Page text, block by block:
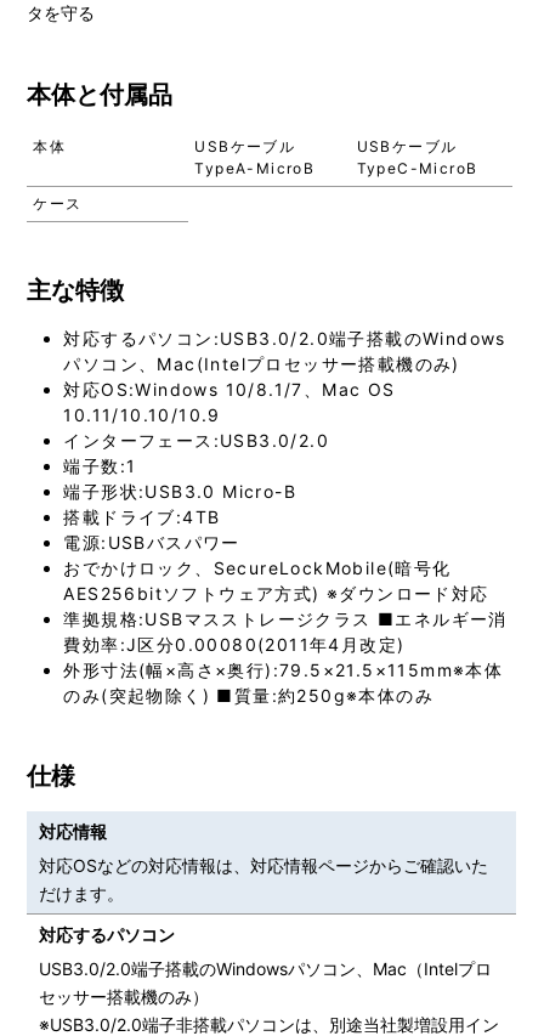
タを守る
本体と付属品
本体
USBケーブル
TypeA-MicroB
USBケーブル
TypeC-MicroB
ケース
主な特徴
対応するパソコン:USB3.0/2.0端子搭載のWindows
パソコン、Mac(Intelプロセッサー搭載機のみ)
対応OS:Windows 10/8.1/7、Mac OS
10.11/10.10/10.9
インターフェース:USB3.0/2.0
端子数:1
端子形状:USB3.0 Micro-B
搭載ドライブ:4TB
電源:USBバスパワー
おでかけロック、SecureLockMobile(暗号化
AES256bitソフトウェア方式) ※ダウンロード対応
準拠規格:USBマスストレージクラス ■エネルギー消
費効率:J区分0.00080(2011年4月改定)
外形寸法(幅×高さ×奥行):79.5×21.5×115mm※本体
のみ(突起物除く) ■質量:約250g※本体のみ
仕様
対応情報
対応OSなどの対応情報は、対応情報ページからご確認いた
だけます。
対応するパソコン
USB3.0/2.0端子搭載のWindowsパソコン、Mac（Intelプロ
セッサー搭載機のみ）
※USB3.0/2.0端子非搭載パソコンは、別途当社製増設用イン